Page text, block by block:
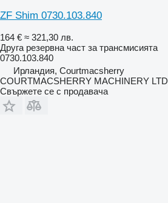
ZF Shim 0730.103.840
164 € ≈ 321,30 лв.
Друга резервна част за трансмисията
0730.103.840
Ирландия, Courtmacsherry
COURTMACSHERRY MACHINERY LTD
Свържете се с продавача